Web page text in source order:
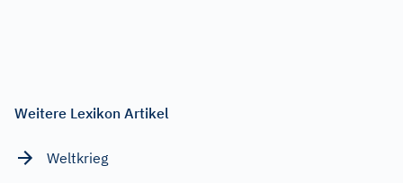
Weitere Lexikon Artikel
Weltkrieg